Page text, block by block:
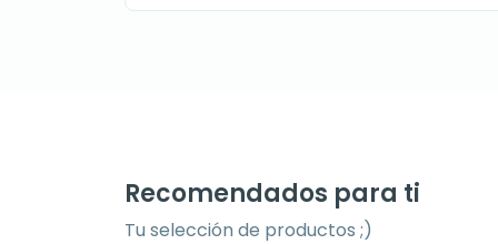
Recomendados para ti
Tu selección de productos ;)